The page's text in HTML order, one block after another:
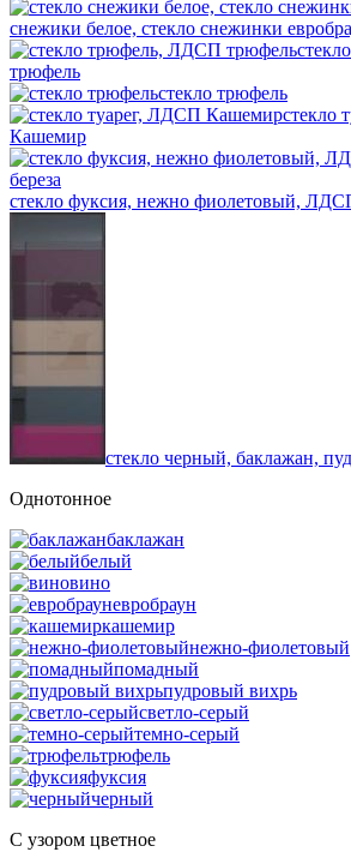
снежики белое, стекло снежинки
трюфель
стекло трюфель
стекло
Кашемир
стекло фуксия, нежно фиолетовый,
стекло черный, баклажан,
Однотонное
баклажан
белый
вино
евробраун
кашемир
нежно-фиолетовый
помадный
пудровый вихрь
светло-серый
темно-серый
трюфель
фуксия
черный
С узором цветное